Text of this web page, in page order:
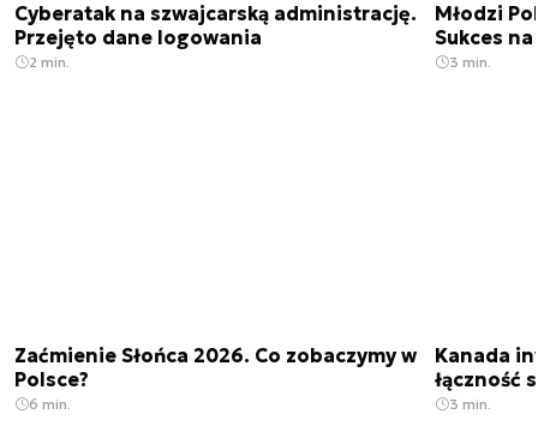
Cyberatak na szwajcarską administrację.
Przejęto dane logowania
2 min.
Młodzi
Sukces
3 min.
Zaćmienie Słońca 2026. Co zobaczymy w
Polsce?
6 min.
Kanada
łączność
3 min.